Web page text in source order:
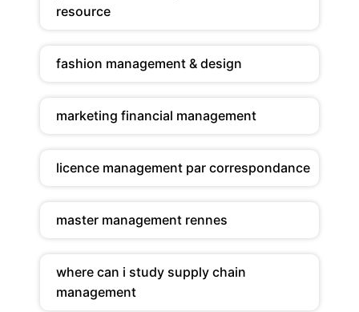
resource
fashion management & design
marketing financial management
licence management par correspondance
master management rennes
where can i study supply chain
management